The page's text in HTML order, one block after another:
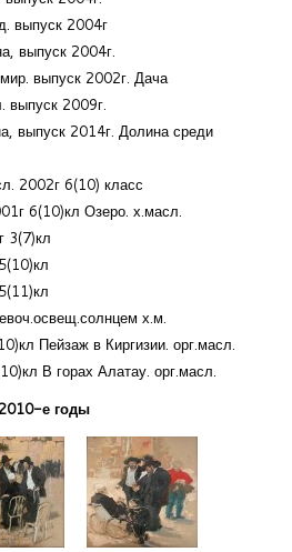
выпуск 2004г
выпуск 2004г.
выпуск 2002г. Дача
выпуск 2009г.
выпуск 2014г. Долина среди
2002г 6(10) класс
6(10)кл Озеро. х.масл.
3(7)кл
х.м.
Пейзаж в Киргизии. орг.масл.
В горах Алатау. орг.масл.
е годы